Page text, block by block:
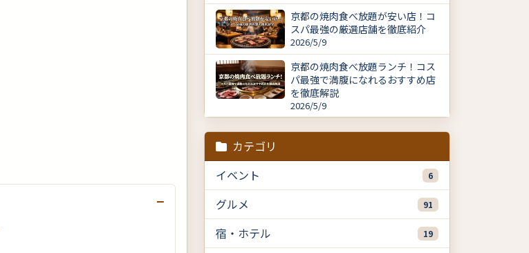
−
京都の焼肉食べ放題が安い店！コ
スパ最強の厳選店舗を徹底紹介
2026/5/9
京都の焼肉食べ放題ランチ！コス
パ最強で満腹になれるおすすめ店
を徹底解説
2026/5/9
カテゴリ
イベント
6
グルメ 91
宿・ホテル 19